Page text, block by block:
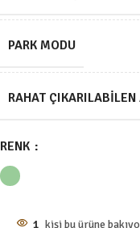
PARK MODU
RAHAT ÇIKARILABILEN
RENK
1 kişi bu ürüne